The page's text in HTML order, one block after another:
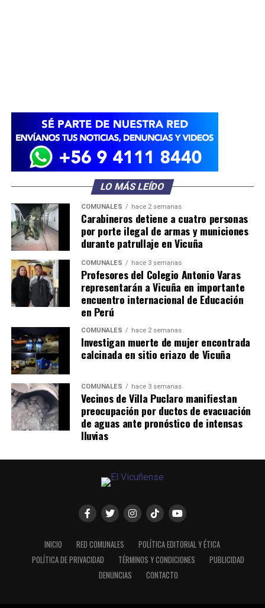
LO MÁS LEÍDO
COMUNALES hace 2 semanas
Carabineros detiene a cuatro personas
por porte ilegal de armas y municiones
durante patrullaje en Vicuña
COMUNALES hace 3 semanas
Profesores del Colegio Antonio Varas
representarán a Vicuña en importante
encuentro internacional de Educación
en Perú
COMUNALES hace 2 semanas
Investigan muerte de mujer encontrada
calcinada en sitio eriazo de Vicuña
COMUNALES hace 3 semanas
Vecinos de Villa Puclaro manifiestan
preocupación por ductos de evacuación
de aguas ante pronóstico de intensas
lluvias
INICIO RED COMUNALES
POLÍTICA EDITORIAL Y ÉTICA
POLÍTICA DE PRIVACIDAD
TÉRMINOS Y CONDICIONES
PUBLICIDAD
DENUNCIAS
CONTACTO